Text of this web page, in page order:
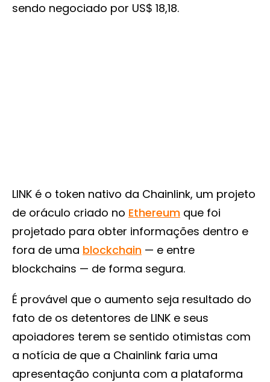
sendo negociado por US$ 18,18.
LINK é o token nativo da Chainlink, um projeto
de oráculo criado no Ethereum que foi
projetado para obter informações dentro e
fora de uma blockchain — e entre
blockchains — de forma segura.
É provável que o aumento seja resultado do
fato de os detentores de LINK e seus
apoiadores terem se sentido otimistas com
a notícia de que a Chainlink faria uma
apresentação conjunta com a plataforma